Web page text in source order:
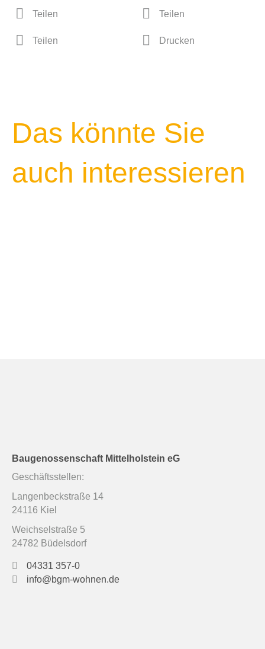
Teilen Teilen
Teilen Drucken
Das könnte Sie
auch interessieren
Baugenossenschaft Mittelholstein eG
Geschäftsstellen:
Langenbeckstraße 14
24116 Kiel
Weichselstraße 5
24782 Büdelsdorf
04331 357-0
info@bgm-wohnen.de